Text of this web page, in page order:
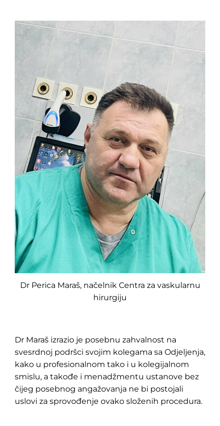
Pretraga
za:
Dr Perica Maraš, načelnik Centra za vaskularnu
hirurgiju
Dr Maraš izrazio je posebnu zahvalnost na
svesrdnoj podršci svojim kolegama sa Odjeljenja,
kako u profesionalnom tako i u kolegijalnom
smislu, a takođe i menadžmentu ustanove bez
čijeg posebnog angažovanja ne bi postojali
uslovi za sprovođenje ovako složenih procedura.